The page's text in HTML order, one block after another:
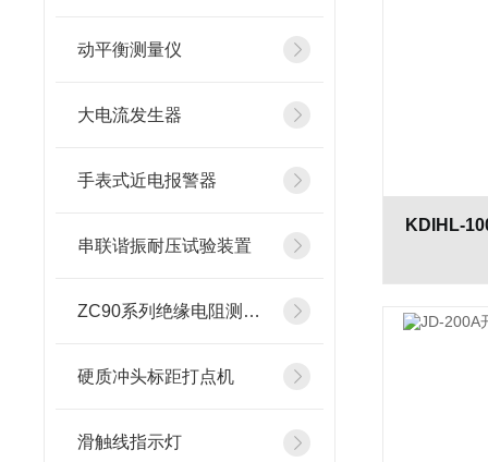
动平衡测量仪
大电流发生器
手表式近电报警器
串联谐振耐压试验装置
ZC90系列绝缘电阻测试仪
硬质冲头标距打点机
滑触线指示灯